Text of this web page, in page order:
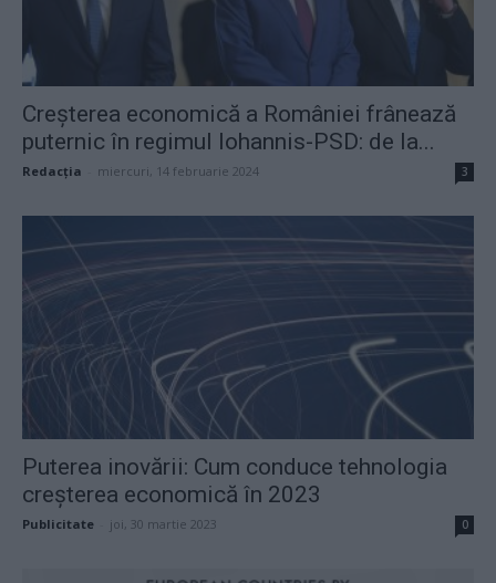
Creșterea economică a României frânează
puternic în regimul Iohannis-PSD: de la...
Redacţia miercuri, 14 februarie 2024 3
Puterea inovării: Cum conduce tehnologia
creșterea economică în 2023
Publicitate joi, 30 martie 2023 0